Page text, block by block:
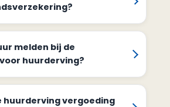
melden bij de
huurderving?
huurderving vergoeding